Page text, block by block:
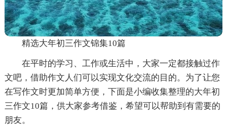
精选大年初三作文锦集10篇
在平时的学习、工作或生活中，大家一定都接触过作
文吧，借助作文人们可以实现文化交流的目的。为了让您
在写作文时更加简单方便，下面是小编收集整理的大年初
三作文10篇，供大家参考借鉴，希望可以帮助到有需要的
朋友。